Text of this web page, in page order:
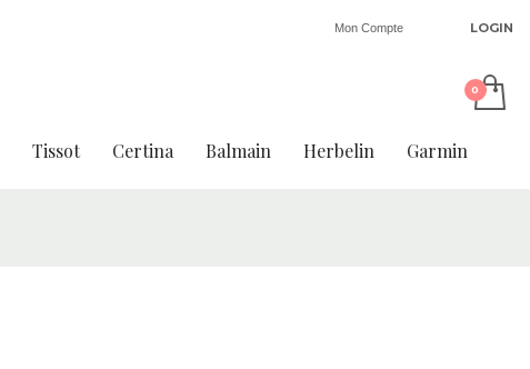
Mon Compte LOGIN
Tissot Certina Balmain Herbelin
Garmin